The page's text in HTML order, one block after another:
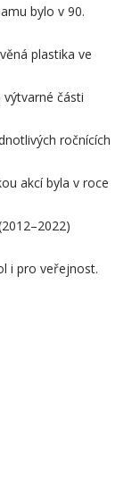
bylo v 90.
plastika ve
části
ročnících
akcí byla v roce
i pro veřejnost.